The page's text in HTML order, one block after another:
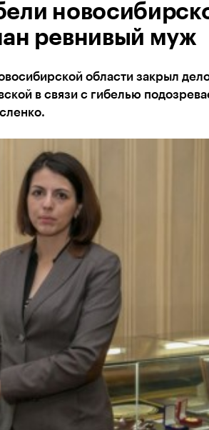
ревнивый муж
области закрыл
в связи с гибелью